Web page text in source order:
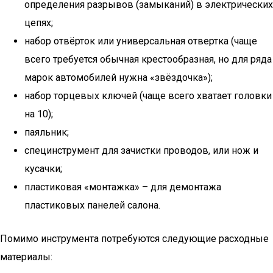
определения разрывов (замыканий) в электрических
цепях;
набор отвёрток или универсальная отвертка (чаще
всего требуется обычная крестообразная, но для ряда
марок автомобилей нужна «звёздочка»);
набор торцевых ключей (чаще всего хватает головки
на 10);
паяльник;
специнструмент для зачистки проводов, или нож и
кусачки;
пластиковая «монтажка» – для демонтажа
пластиковых панелей салона.
Помимо инструмента потребуются следующие расходные
материалы: